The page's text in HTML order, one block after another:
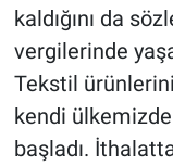
kaldığını da
vergilerinde
Tekstil
kendi
başladı.